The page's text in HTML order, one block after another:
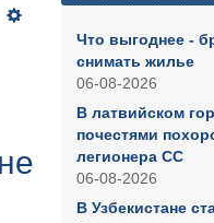
Что выгоднее -
снимать жилье
06-08-2026
В латвийском
почестями
легионера СС
06-08-2026
В Узбекистане